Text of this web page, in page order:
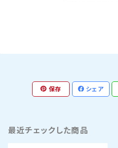
保存 シェア
最近チェックした商品